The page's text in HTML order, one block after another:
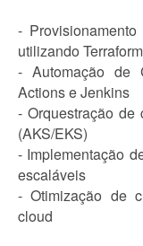
-
utilizando Terraform
- Automação de
Actions e Jenkins
- Orquestração de
(AKS/EKS)
- Implementação
escaláveis
- Otimização de
cloud